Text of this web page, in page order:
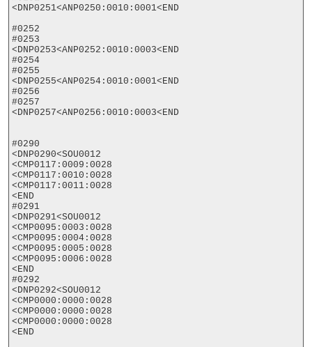
<DNP0251<ANP0250:0010:0001<END
#0252
#0253
<DNP0253<ANP0252:0010:0003<END
#0254
#0255
<DNP0255<ANP0254:0010:0001<END
#0256
#0257
<DNP0257<ANP0256:0010:0003<END
#0290
<DNP0290<SOU0012
<CMP0117:0009:0028
<CMP0117:0010:0028
<CMP0117:0011:0028
<END
#0291
<DNP0291<SOU0012
<CMP0095:0003:0028
<CMP0095:0004:0028
<CMP0095:0005:0028
<CMP0095:0006:0028
<END
#0292
<DNP0292<SOU0012
<CMP0000:0000:0028
<CMP0000:0000:0028
<CMP0000:0000:0028
<END